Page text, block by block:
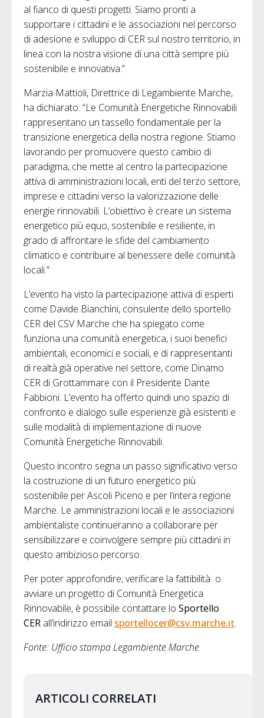
al fianco di questi progetti. Siamo pronti a
supportare i cittadini e le associazioni nel percorso
di adesione e sviluppo di CER sul nostro territorio, in
linea con la nostra visione di una città sempre più
sostenibile e innovativa.”
Marzia Mattioli, Direttrice di Legambiente Marche,
ha dichiarato: “Le Comunità Energetiche Rinnovabili
rappresentano un tassello fondamentale per la
transizione energetica della nostra regione. Stiamo
lavorando per promuovere questo cambio di
paradigma, che mette al centro la partecipazione
attiva di amministrazioni locali, enti del terzo settore,
imprese e cittadini verso la valorizzazione delle
energie rinnovabili. L’obiettivo è creare un sistema
energetico più equo, sostenibile e resiliente, in
grado di affrontare le sfide del cambiamento
climatico e contribuire al benessere delle comunità
locali.”
L’evento ha visto la partecipazione attiva di esperti
come Davide Bianchini, consulente dello sportello
CER del CSV Marche che ha spiegato come
funziona una comunità energetica, i suoi benefici
ambientali, economici e sociali, e di rappresentanti
di realtà già operative nel settore, come Dinamo
CER di Grottammare con il Presidente Dante
Fabbioni. L’evento ha offerto quindi uno spazio di
confronto e dialogo sulle esperienze già esistenti e
sulle modalità di implementazione di nuove
Comunità Energetiche Rinnovabili.
Questo incontro segna un passo significativo verso
la costruzione di un futuro energetico più
sostenibile per Ascoli Piceno e per l’intera regione
Marche. Le amministrazioni locali e le associazioni
ambientaliste continueranno a collaborare per
sensibilizzare e coinvolgere sempre più cittadini in
questo ambizioso percorso.
Per poter approfondire, verificare la fattibilità o
avviare un progetto di Comunità Energetica
Rinnovabile, è possibile contattare lo Sportello
CER all’indirizzo email sportellocer@csv.marche.it.
Fonte: Ufficio stampa Legambiente Marche
ARTICOLI CORRELATI